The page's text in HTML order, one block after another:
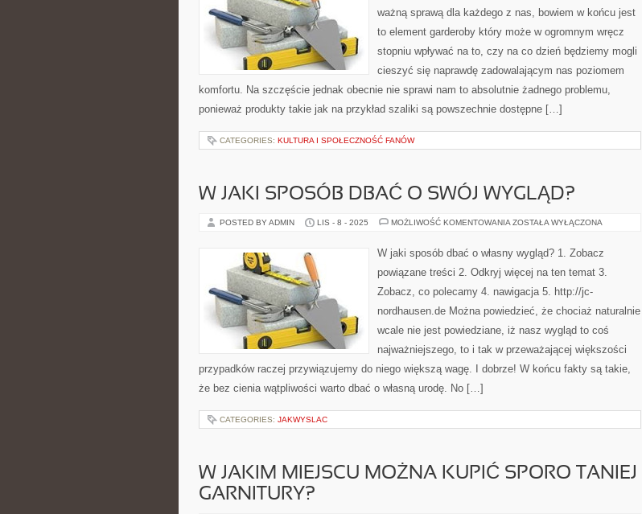
ważną sprawą dla każdego z nas, bowiem w końcu jest
to element garderoby który może w ogromnym wręcz
stopniu wpływać na to, czy na co dzień będziemy mogli
cieszyć się naprawdę zadowalającym nas poziomem
komfortu. Na szczęście jednak obecnie nie sprawi nam to absolutnie żadnego problemu,
ponieważ produkty takie jak na przykład szaliki są powszechnie dostępne […]
CATEGORIES: KULTURA I SPOŁECZNOŚĆ FANÓW
W JAKI SPOSÓB DBAĆ O SWÓJ WYGLĄD?
POSTED BY ADMIN LIS - 8 - 2025 MOŻLIWOŚĆ KOMENTOWANIA W
O
WYGLĄD?
ZOSTAŁA WYŁĄCZONA
W jaki sposób dbać o własny wygląd? 1. Zobacz
powiązane treści 2. Odkryj więcej na ten temat 3.
Zobacz, co polecamy 4. nawigacja 5. http://jc-
nordhausen.de Można powiedzieć, że chociaż naturalnie
wcale nie jest powiedziane, iż nasz wygląd to coś
najważniejszego, to i tak w przeważającej większości
przypadków raczej przywiązujemy do niego większą wagę. I dobrze! W końcu fakty są takie,
że bez cienia wątpliwości warto dbać o własną urodę. No […]
CATEGORIES: JAKWYSLAC
W JAKIM MIEJSCU MOŻNA KUPIĆ SPORO TANIEJ
GARNITURY?